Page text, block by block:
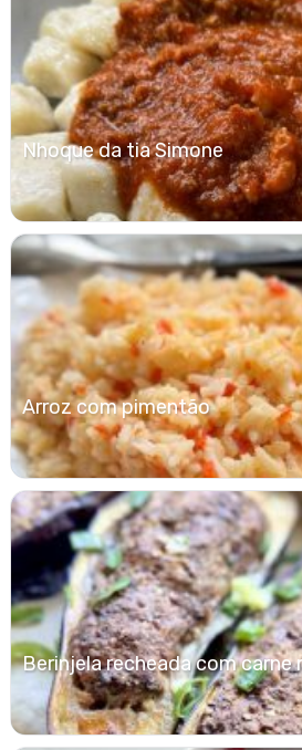
Nhoque da tia Simone
Arroz com pimentão
Berinjela recheada com carne